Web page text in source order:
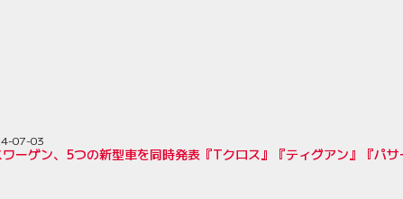
ーゲン、5つの新型車を同時発表『Tクロス』『ティグアン』『パ
07-03